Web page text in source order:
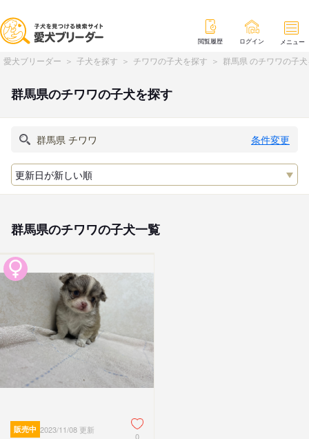
閲覧履歴 ログイン メニュー
愛犬ブリーダー 子犬を探す チワワの子犬を探す 群馬県 のチワワの子
群馬県のチワワの子犬を探す
条件変更
群馬県のチワワの子犬一覧
販売中 2023/11/08 更新
0